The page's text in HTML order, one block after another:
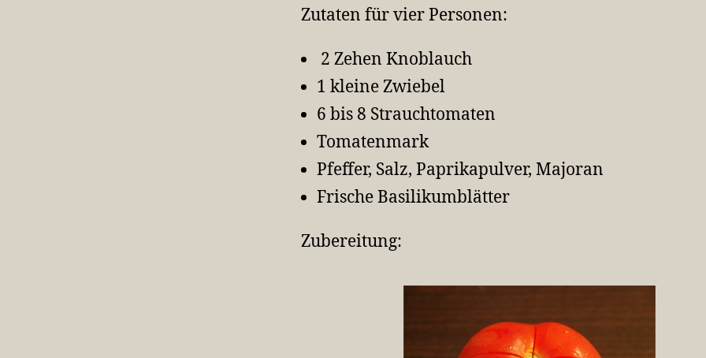
Zutaten für vier Personen:
2 Zehen Knoblauch
1 kleine Zwiebel
6 bis 8 Strauchtomaten
Tomatenmark
Pfeffer, Salz, Paprikapulver, Majoran
Frische Basilikumblätter
Zubereitung: